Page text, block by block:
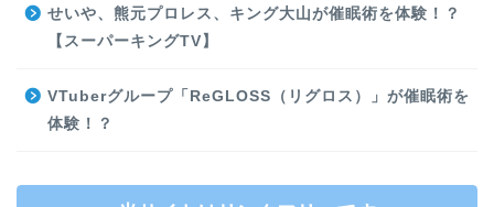
せいや、熊元プロレス、キング大山が催眠術を体験！？
【スーパーキングTV】
VTuberグループ「ReGLOSS（リグロス）」が催眠術を
体験！？